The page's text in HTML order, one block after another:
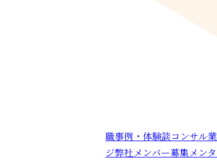
職事例・体験談コンサル
ジ弊社メンバー募集メン